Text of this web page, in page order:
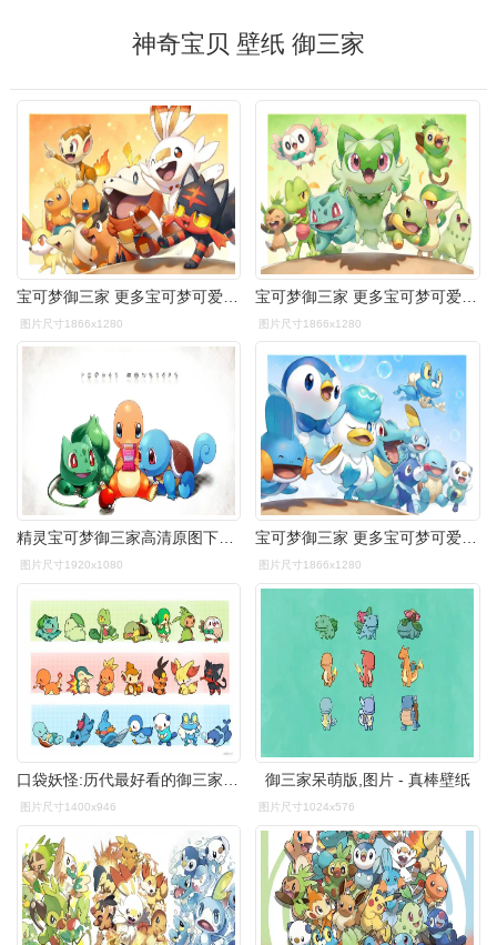
神奇宝贝 壁纸 御三家
图片尺寸1866x1280 图片尺寸1866x1280
精灵宝可梦御三家高清原图下载,精灵宝可梦御三家,图片,壁纸,动漫
图片尺寸1920x1080
宝可梦御三家 更多宝可梦可爱头像和壁纸,可以翻看主页分享
图片尺寸1866x1280
图片尺寸1400x946
御三家呆萌版,图片 - 真棒壁纸
图片尺寸1024x576